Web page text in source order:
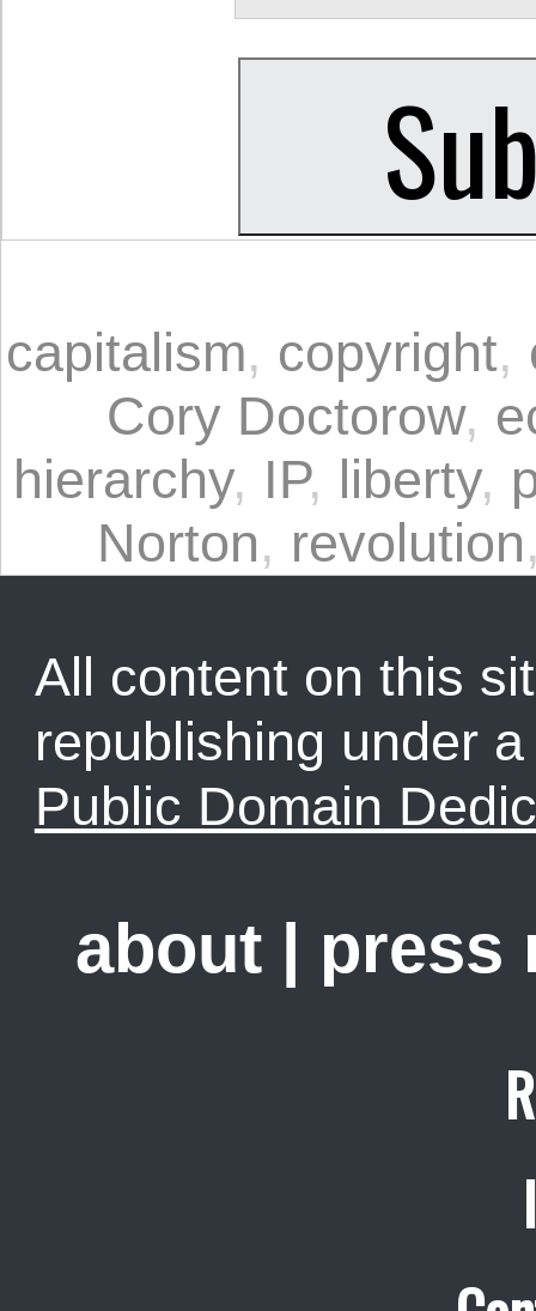
capitalism, copyright,
Cory Doctorow,
hierarchy, IP, liberty,
Norton, revolution
All content on this
republishing under
Public Domain
about press